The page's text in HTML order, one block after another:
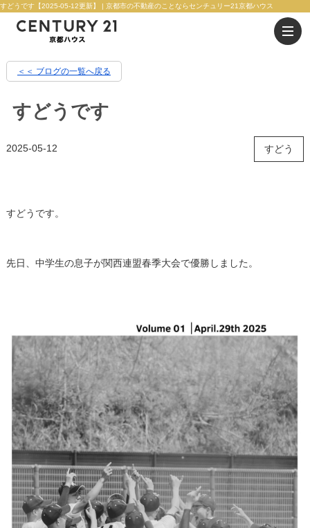
すどうです【2025-05-12更新】 | 京都市の不動産のことならセンチュリー21京都ハウス
＜＜ ブログの一覧へ戻る
すどうです
2025-05-12 すどう
すどうです。
先日、中学生の息子が関西連盟春季大会で優勝しました。